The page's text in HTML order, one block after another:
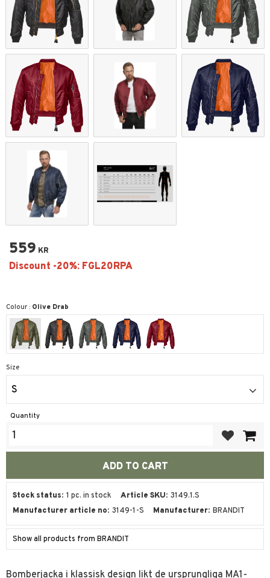
559 KR
Colour : Olive Drab
Size
S
Quantity
Stock status 1 pc. in stock Article SKU 3149.1.S
Manufacturer article no 3149-1-S Manufacturer BRANDIT
Show all products from BRANDIT
Bomberjacka i klassisk design likt de ursprungliga MA1-